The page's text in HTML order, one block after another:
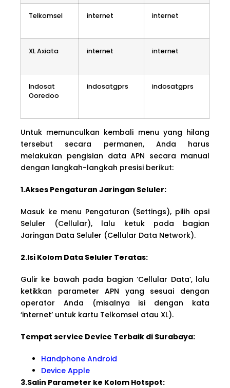
Telkomsel internet internet
XL Axiata internet internet
Indosat
Ooredoo
indosatgprs indosatgprs
Untuk memunculkan kembali menu yang hilang
tersebut secara permanen, Anda harus
melakukan pengisian data APN secara manual
dengan langkah-langkah presisi berikut:
1.Akses Pengaturan Jaringan Seluler:
Masuk ke menu Pengaturan (Settings), pilih opsi
Seluler (Cellular), lalu ketuk pada bagian
Jaringan Data Seluler (Cellular Data Network).
2.Isi Kolom Data Seluler Teratas:
Gulir ke bawah pada bagian ‘Cellular Data’, lalu
ketikkan parameter APN yang sesuai dengan
operator Anda (misalnya isi dengan kata
‘internet’ untuk kartu Telkomsel atau XL).
Tempat service Device Terbaik di Surabaya:
Handphone Android
Device Apple
3.Salin Parameter ke Kolom Hotspot: